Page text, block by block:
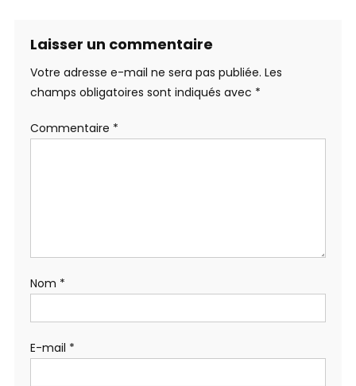
Laisser un commentaire
Votre adresse e-mail ne sera pas publiée. Les
champs obligatoires sont indiqués avec *
Commentaire *
Nom *
E-mail *